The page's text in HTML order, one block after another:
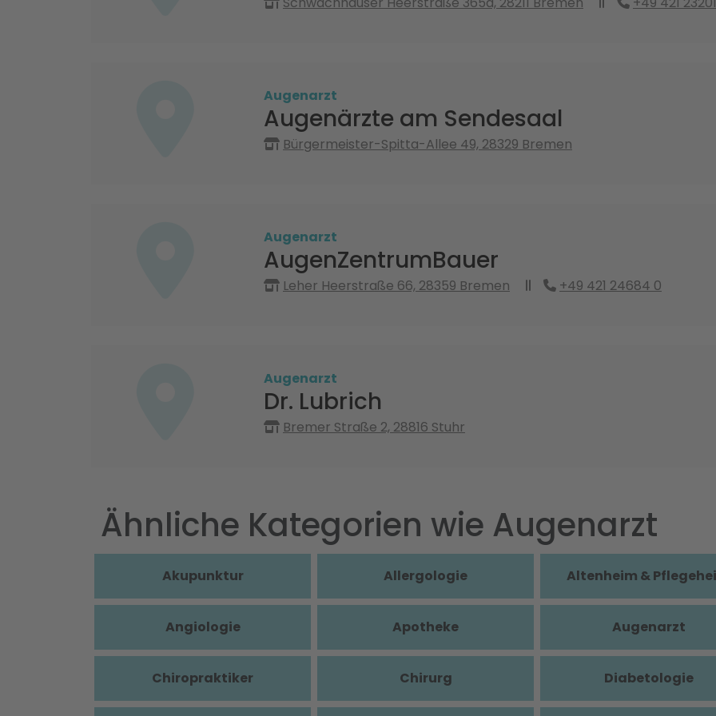
Augenarzt
Augenärzte am Sendesaal
Bürgermeister-Spitta-Allee 49, 28329 Bremen
Augenarzt
AugenZentrumBauer
Leher Heerstraße 66, 28359 Bremen +49 421 24684 0
Augenarzt
Dr. Lubrich
Bremer Straße 2, 28816 Stuhr
Ähnliche Kategorien wie Augenarzt
Akupunktur Allergologie Altenheim &
Angiologie Apotheke Augenarzt
Chiropraktiker Chirurg Diabetologie